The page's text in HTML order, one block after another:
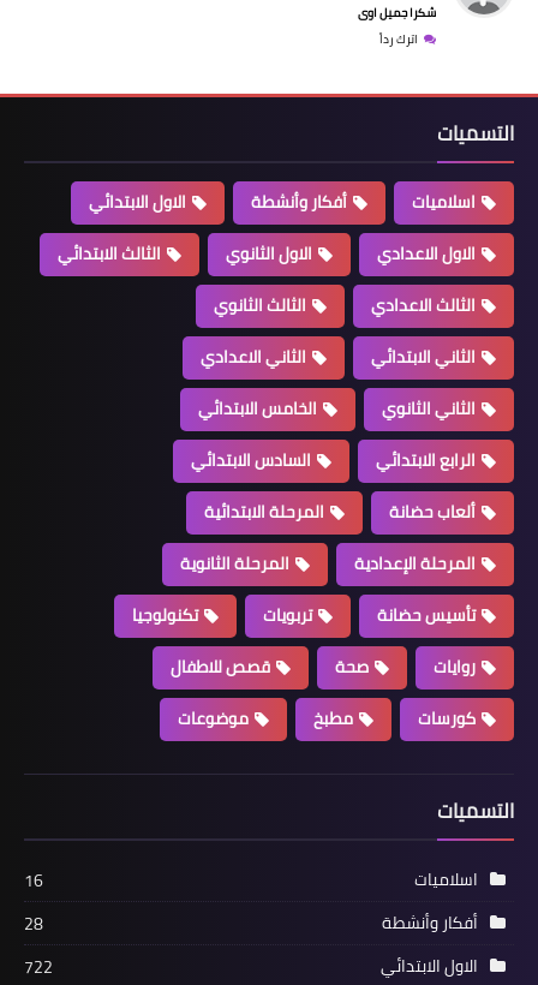
شكرا جميل اوى
اترك رداً
التسميات
اسلاميات أفكار وأنشطة
الاول الابتدائي
الاول الاعدادي
الاول الثانوي
الثالث الابتدائي
الثالث الاعدادي
الثالث الثانوي
الثاني الابتدائي
الثاني الاعدادي
الثاني الثانوي
الخامس الابتدائي
الرابع الابتدائي
السادس الابتدائي
ألعاب حضانة
المرحلة الابتدائية
المرحلة الإعدادية
المرحلة الثانوية
تأسيس حضانة
تربويات
تكنولوجيا
روايات
صحة
قصص للاطفال
كورسات
مطبخ موضوعات
التسميات
اسلاميات
16
أفكار وأنشطة
28
الاول الابتدائي
722